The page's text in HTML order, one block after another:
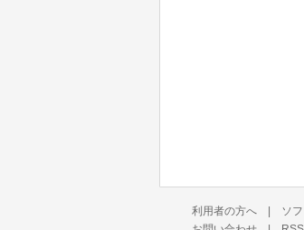
利用者の方へ | ソ